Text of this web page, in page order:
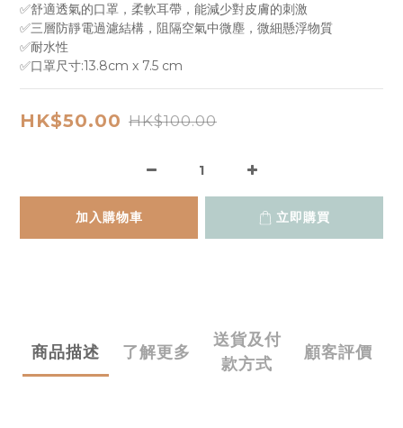
✅舒適透氣的口罩，柔軟耳帶，能減少對皮膚的刺激
✅三層防靜電過濾結構，阻隔空氣中微塵，微細懸浮物質
✅耐水性
✅口罩尺寸:13.8cm x 7.5 cm
HK$50.00 HK$100.00
加入購物車 立即購買
商品描述 了解更多
送貨及付
款方式
顧客評價